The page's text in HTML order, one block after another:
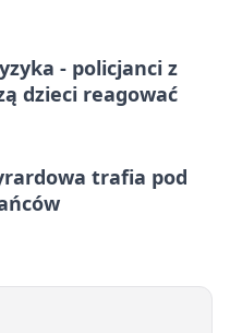
- policjanci z
dzieci reagować
trafia pod